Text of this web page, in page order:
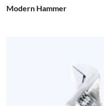
Modern Hammer